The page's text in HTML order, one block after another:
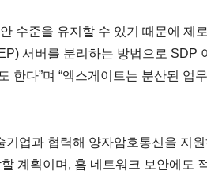
수준을 유지할 수 있기 때문에 제
서버를 분리하는 방법으로 SDP
한다”며 “엑스게이트는 분산된 업
업과 협력해 양자암호통신을 지
계획이며, 홈 네트워크 보안에도